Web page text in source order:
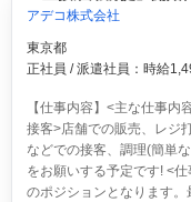
アデコ株式会社
東京都
正社員 / 派遣社員：時給
【仕事内容】<主な仕事
接客>店舗での販売、レジ
などでの接客、調理(簡単
をお願いする予定です! <
のポジションとなります